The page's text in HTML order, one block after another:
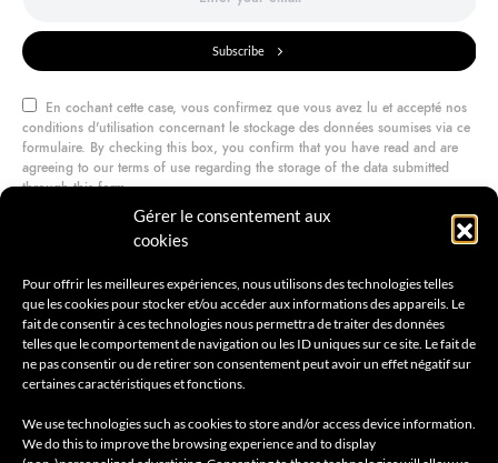
Gérer le consentement aux
cookies
Pour offrir les meilleures expériences, nous utilisons des technologies telles
que les cookies pour stocker et/ou accéder aux informations des appareils. Le
fait de consentir à ces technologies nous permettra de traiter des données
telles que le comportement de navigation ou les ID uniques sur ce site. Le fait de
ne pas consentir ou de retirer son consentement peut avoir un effet négatif sur
certaines caractéristiques et fonctions.
We use technologies such as cookies to store and/or access device information.
We do this to improve the browsing experience and to display
Subscribe
En cochant cette case, vous confirmez que vous avez lu et accepté nos
conditions d'utilisation concernant le stockage des données soumises via ce
formulaire. By checking this box, you confirm that you have read and are
agreeing to our terms of use regarding the storage of the data submitted
through this form.